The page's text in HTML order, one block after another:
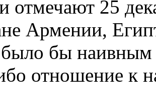
отмечают 25
Армении,
бы наивным
отношение к